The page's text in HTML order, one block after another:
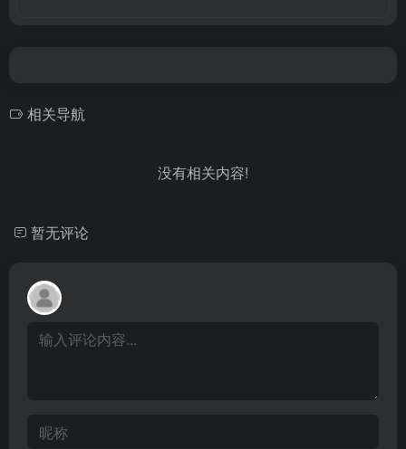
相关导航
没有相关内容!
暂无评论